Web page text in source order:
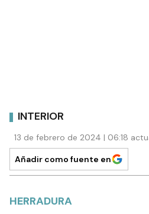
INTERIOR
13 de febrero de 2024 | 06:18
Añadir como fuente en
HERRADURA